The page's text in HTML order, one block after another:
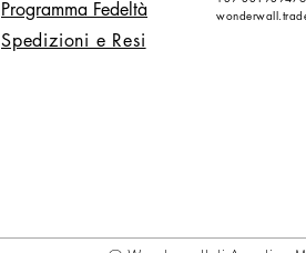
Programma Fedeltà
Spedizioni e Resi